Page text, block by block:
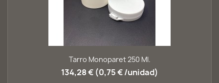
Tarro Monoparet 250 Ml.
134,28 € (0,75 € /unidad)